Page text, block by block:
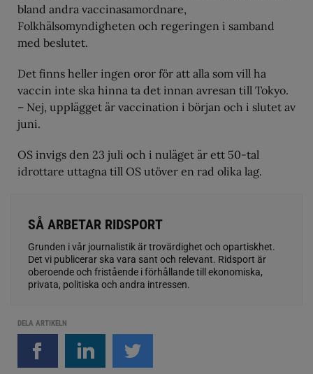
bland andra vaccinasamordnare,
Folkhälsomyndigheten och regeringen i samband
med beslutet.
Det finns heller ingen oror för att alla som vill ha
vaccin inte ska hinna ta det innan avresan till Tokyo.
– Nej, upplägget är vaccination i början och i slutet av
juni.
OS invigs den 23 juli och i nuläget är ett 50-tal
idrottare uttagna till OS utöver en rad olika lag.
SÅ ARBETAR RIDSPORT
Grunden i vår journalistik är trovärdighet och opartiskhet.
Det vi publicerar ska vara sant och relevant. Ridsport är
oberoende och fristående i förhållande till ekonomiska,
privata, politiska och andra intressen.
DELA ARTIKELN